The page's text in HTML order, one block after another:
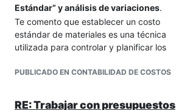
Estándar” y análisis de variaciones.
Te comento que establecer un costo
estándar de materiales es una técnica
utilizada para controlar y planificar los
Esto implica definir un precio promedio
materiales y mantenerlo constante
PUBLICADO EN CONTABILIDAD DE COSTOS
RE: Trabajar con presupuestos